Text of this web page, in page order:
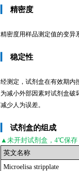
精密度
精密度用样品测定值的变异
稳定性
经测定，试剂盒在有效期内
为减小外部因素对试剂盒破
减少人为误差。
试剂盒的组成
▲未开封试剂盒，4℃保
英文名称
Microelisa stripplate